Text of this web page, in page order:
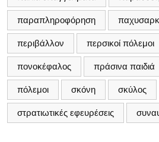
παραπληροφόρηση
περιβάλλον περσικοί πόλεμοι
πονοκέφαλος πράσινα παιδιά
πόλεμοι σκόνη σκύλος
στρατιωτικές εφευρέσεις